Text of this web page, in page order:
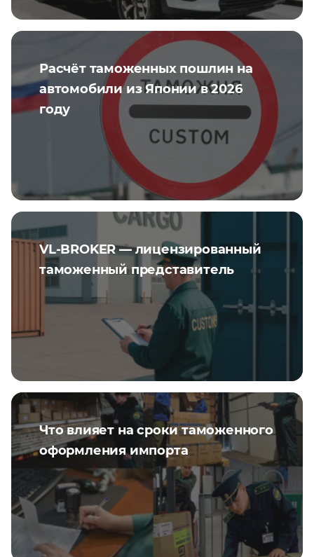
Расчёт таможенных пошлин на
автомобили из Японии в 2026
году
VL-BROKER — лицензированный
таможенный представитель
Что влияет на сроки таможенного
оформления импорта